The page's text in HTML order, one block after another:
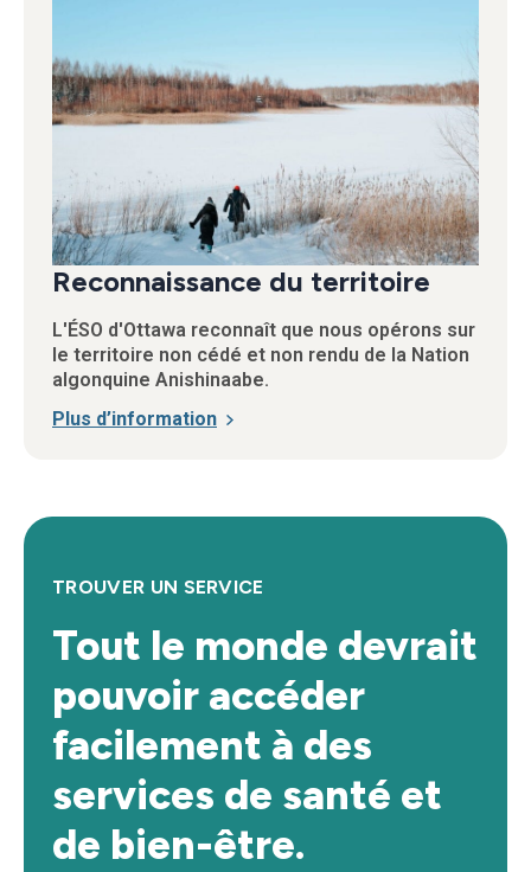
Reconnaissance du territoire
L'ÉSO d'Ottawa reconnaît que nous opérons sur
le territoire non cédé et non rendu de la Nation
algonquine Anishinaabe.
Plus d’information
TROUVER UN SERVICE
Tout le monde devrait
pouvoir accéder
facilement à des
services de santé et
de bien-être.